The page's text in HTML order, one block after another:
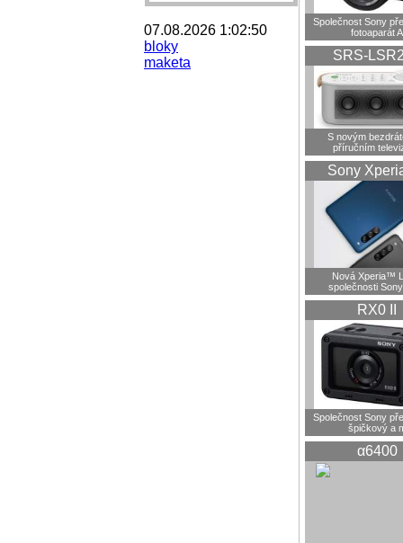
07.08.2026 1:02:50
bloky
maketa
Společnost Sony
fotoaparát A
SRS-
S novým
příručním
Sony
Nová Xperia™
společnosti
RX0 II
Společnost Sony
špičkový a
α6400